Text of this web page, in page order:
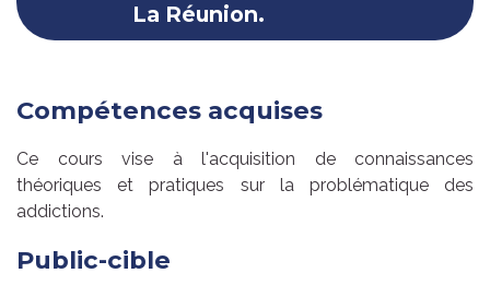
La Réunion.
Compétences acquises
Ce cours vise à l'acquisition de connaissances
théoriques et pratiques sur la problématique des
addictions.
Public-cible